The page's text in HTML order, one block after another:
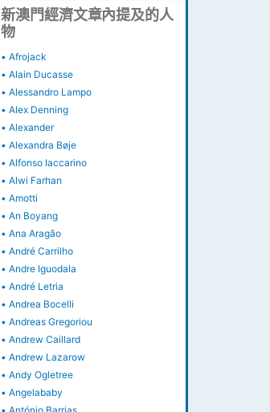
新澳門經濟文章內提及的人
物
•Afrojack
•Alain Ducasse
•Alessandro Lampo
•Alex Denning
•Alexander
•Alexandra Bøje
•Alfonso Iaccarino
•Alwi Farhan
•Amotti
•An Boyang
•Ana Aragão
•André Carrilho
•Andre Iguodala
•André Letria
•Andrea Bocelli
•Andreas Gregoriou
•Andrew Caillard
•Andrew Lazarow
•Andy Ogletree
•Angelababy